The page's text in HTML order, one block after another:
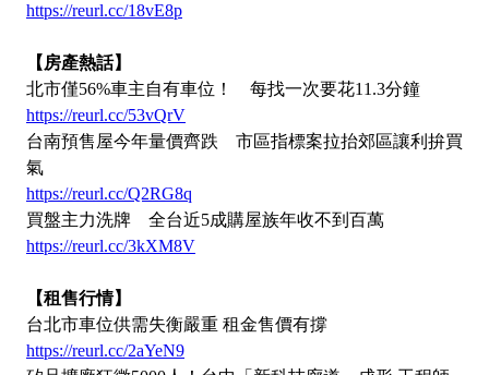
https://reurl.cc/18vE8p
【房產熱話】
北市僅56%車主自有車位！ 每找一次要花11.3分鐘
https://reurl.cc/53vQrV
台南預售屋今年量價齊跌 市區指標案拉抬郊區讓利拚買
氣
https://reurl.cc/Q2RG8q
買盤主力洗牌 全台近5成購屋族年收不到百萬
https://reurl.cc/3kXM8V
【租售行情】
台北市車位供需失衡嚴重 租金售價有撐
https://reurl.cc/2aYeN9